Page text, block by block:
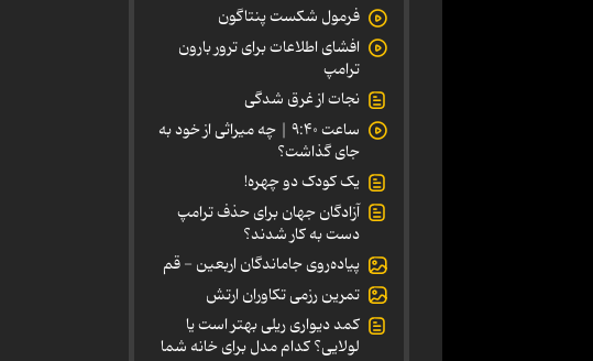
فرمول شکست پنتاگون
افشای اطلاعات برای ترور بارون
ترامپ
نجات از غرق شدگی
ساعت ۹:۴۰ | چه میراثی از خود به
جای گذاشت؟
یک کودک دو چهره!
آزادگان جهان برای حذف ترامپ
دست به کار شدند؟
پیاده‌روی جاماندگان اربعین - قم
تمرین رزمی تکاوران ارتش
کمد دیواری ریلی بهتر است یا
لولایی؟ کدام مدل برای خانه شما